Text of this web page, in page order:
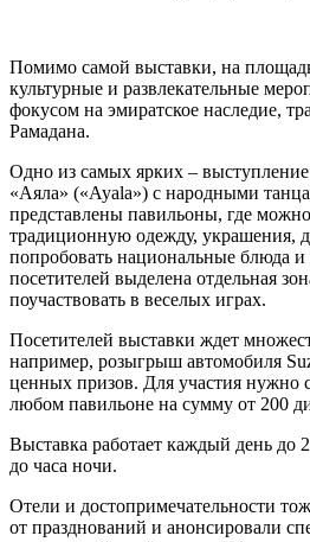
Помимо самой выставки, на
культурные и развлекательные
фокусом на эмиратское наследие,
Рамадана.
Одно из самых ярких –
«Аяла» («Ayala») с народными
представлены павильоны, где
традиционную одежду, украшения,
попробовать национальные блюда
посетителей выделена отдельная
поучаствовать в веселых играх.
Посетителей выставки ждет
например, розыгрыш автомобиля
ценных призов. Для участия нужно
любом павильоне на сумму от 200
Выставка работает каждый день до
до часа ночи.
Отели и достопримечательности
от празднований и анонсировали